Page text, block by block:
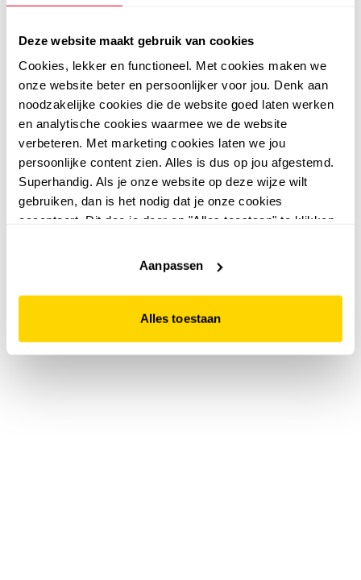
Deze website maakt gebruik van cookies
Cookies, lekker en functioneel. Met cookies maken we
onze website beter en persoonlijker voor jou. Denk aan
noodzakelijke cookies die de website goed laten werken
en analytische cookies waarmee we de website
verbeteren. Met marketing cookies laten we jou
persoonlijke content zien. Alles is dus op jou afgestemd.
Superhandig. Als je onze website op deze wijze wilt
gebruiken, dan is het nodig dat je onze cookies
accepteert. Dit doe je door op "Alles toestaan" te klikken.
website niet optimaal functioneert.
Aanpassen
Alles toestaan